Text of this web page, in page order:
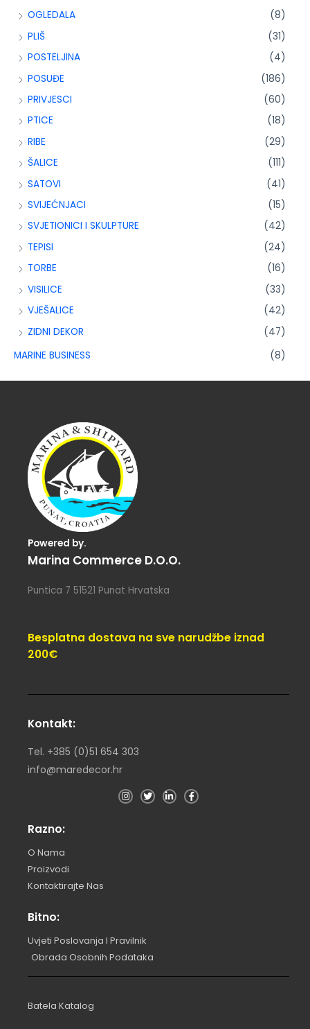
OGLEDALA
(8)
PLIŠ
(31)
POSTELJINA
(4)
POSUĐE
(186)
PRIVJESCI
(60)
PTICE
(18)
RIBE
(29)
ŠALICE
(111)
SATOVI
(41)
SVIJEĆNJACI
(15)
SVJETIONICI I SKULPTURE
(42)
TEPISI
(24)
TORBE
(16)
VISILICE
(33)
VJEŠALICE
(42)
ZIDNI DEKOR
(47)
MARINE BUSINESS
(8)
Powered by.
Marina Commerce D.o.o.
Puntica 7 51521 Punat Hrvatska
Besplatna dostava na sve narudžbe iznad
200€
Kontakt:
Tel. +385 (0)51 654 303
info@maredecor.hr
Razno:
O Nama
Proizvodi
Kontaktirajte Nas
Bitno:
Uvjeti Poslovanja I Pravilnik
Obrada Osobnih Podataka
Batela Katalog